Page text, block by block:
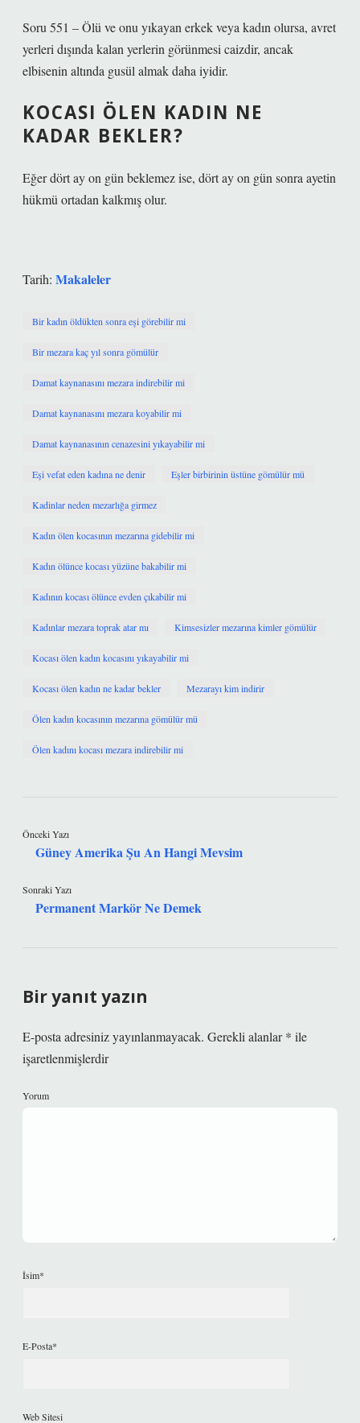
Soru 551 – Ölü ve onu yıkayan erkek veya kadın olursa, avret
yerleri dışında kalan yerlerin görünmesi caizdir, ancak
elbisenin altında gusül almak daha iyidir.
KOCASI ÖLEN KADIN NE
KADAR BEKLER?
Eğer dört ay on gün beklemez ise, dört ay on gün sonra ayetin
hükmü ortadan kalkmış olur.
Tarih: Makaleler
Bir kadın öldükten sonra eşi görebilir mi
Bir mezara kaç yıl sonra gömülür
Damat kaynanasını mezara indirebilir mi
Damat kaynanasını mezara koyabilir mi
Damat kaynanasının cenazesini yıkayabilir mi
Eşi vefat eden kadına ne denir Eşler birbirinin üstüne gömülür mü
Kadinlar neden mezarlığa girmez
Kadın ölen kocasının mezarına gidebilir mi
Kadın ölünce kocası yüzüne bakabilir mi
Kadının kocası ölünce evden çıkabilir mi
Kadınlar mezara toprak atar mı Kimsesizler mezarına kimler gömülür
Kocası ölen kadın kocasını yıkayabilir mi
Kocası ölen kadın ne kadar bekler Mezarayı kim indirir
Ölen kadın kocasının mezarına gömülür mü
Ölen kadını kocası mezara indirebilir mi
Önceki Yazı
Güney Amerika Şu An Hangi Mevsim
Sonraki Yazı
Permanent Markör Ne Demek
Bir yanıt yazın
E-posta adresiniz yayınlanmayacak. Gerekli alanlar* ile
işaretlenmişlerdir
Yorum
İsim*
E-Posta*
Web Sitesi